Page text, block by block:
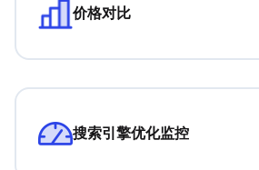
价格对比
搜索引擎优化监控